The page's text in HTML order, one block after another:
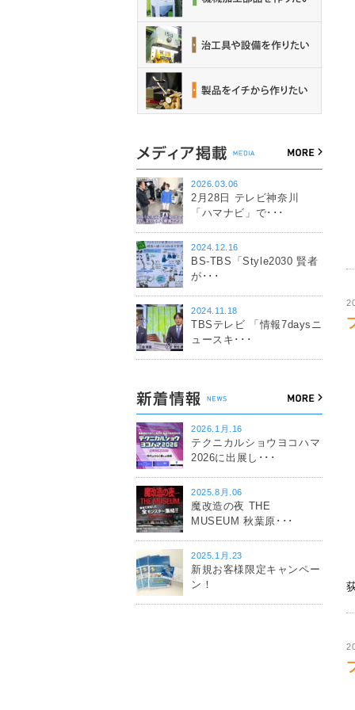
2026.03.06
2月28日 テレビ神奈川
「ハマナビ」で･･･
2024.12.16
BS-TBS「Style2030 賢者
が･･･
2024.11.18
TBSテレビ 「情報7daysニ
ュースキ･･･
2026.1月.16
テクニカルショウヨコハマ
2026に出展し･･･
2025.8月.06
魔改造の夜 THE
MUSEUM 秋葉原･･･
2025.1月.23
新規お客様限定キャンペー
ン！